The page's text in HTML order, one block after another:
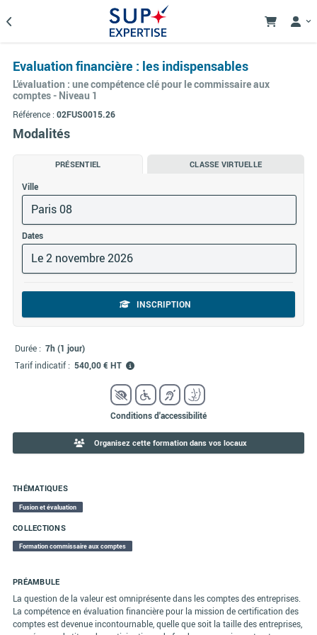
THÉMATIQUES
Fusion et évaluation
COLLECTIONS
Formation commissaire aux comptes
PRÉAMBULE
La question de la valeur est omniprésente dans les comptes des entreprises.
La compétence en évaluation financière pour la mission de certification des
comptes est devenue incontournable, quelle que soit la taille des entreprises,
Evaluation financière : les indispensables
L'évaluation : une compétence clé pour le commissaire aux
comptes - Niveau 1
Référence : 02FUS0015.26
Modalités
PRÉSENTIEL CLASSE VIRTUELLE
Ville
Paris 08
Dates
Le 2 novembre 2026
INSCRIPTION
Durée : 7h (1 jour)
Tarif indicatif : 540,00 € HT
Conditions d'accessibilité
Organisez cette formation dans vos locaux